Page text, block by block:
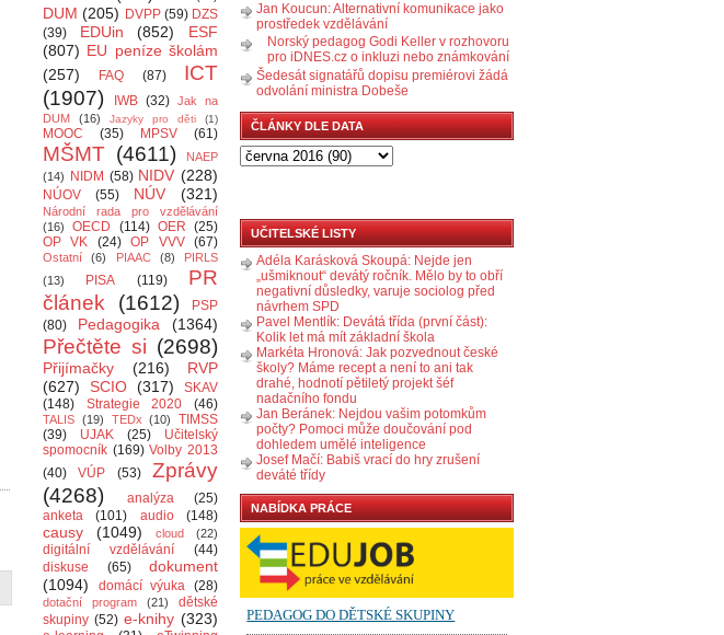
DUM (205) DVPP (59) DZS
(39)
EDUin (852)
ESF
(807) EU peníze školám
(257)
FAQ (87)
ICT
(1907)
IWB (32) Jak na
DUM
(16) Jazyky pro děti (1)
MOOC (35) MPSV (61)
MŠMT (4611)
NAEP
(14)
NIDM (58) NIDV (228)
NÚOV (55) NÚV (321)
Národní rada pro vzdělávání
(16)
OECD (114) OER (25)
OP VK
(24) OP VVV (67)
Ostatní (6) PIAAC (8)
PIRLS
(13)
PISA (119)
PR
článek
(1612)
PSP
(80)
Pedagogika (1364)
Přečtěte si (2698)
Přijímačky (216)
RVP
(627)
SCIO (317)
SKAV
(148)
Strategie 2020 (46)
TALIS (19) TEDx (10)
TIMSS
(39)
UJAK (25)
Učitelský
spomocník (169) Volby 2013
(40)
VÚP (53)
Zprávy
(4268)
analýza
(25)
anketa
(101) audio (148)
causy (1049) cloud (22)
digitální vzdělávání
(44)
diskuse
(65)
dokument
(1094)
domácí výuka (28)
dotační program (21)
dětské
skupiny (52) e-knihy (323)
Jan Koucun: Alternativní komunikace jako
prostředek vzdělávání
Norský pedagog Godi Keller v rozhovoru
pro iDNES.cz o inkluzi nebo známkování
Šedesát signatářů dopisu premiérovi žádá
odvolání ministra Dobeše
ČLÁNKY DLE DATA
UČITELSKÉ LISTY
Adéla Karásková Skoupá: Nejde jen
„ušmiknout“ devátý ročník. Mělo by to obří
negativní důsledky, varuje sociolog před
návrhem SPD
Pavel Mentlík: Devátá třída (první část):
Kolik let má mít základní škola
Markéta Hronová: Jak pozvednout české
školy? Máme recept a není to ani tak
drahé, hodnotí pětiletý projekt šéf
nadačního fondu
Jan Beránek: Nejdou vašim potomkům
počty? Pomoci může doučování pod
dohledem umělé inteligence
Josef Mačí: Babiš vrací do hry zrušení
deváté třídy
NABÍDKA PRÁCE